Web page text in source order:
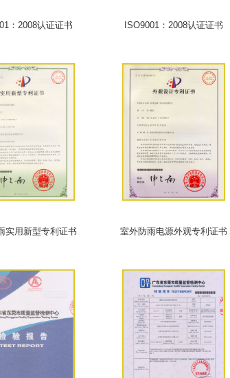
：2008认证证书 ISO9001：2008认证证书
实用新型专利证书 室外防雨电源外观专利证书